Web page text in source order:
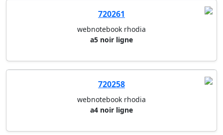
720261
webnotebook rhodia
a5 noir ligne
720258
webnotebook rhodia
a4 noir ligne